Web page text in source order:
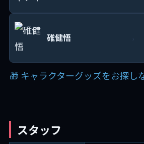
碓健悟
🎁 キャラクターグッズをお探し
スタッフ